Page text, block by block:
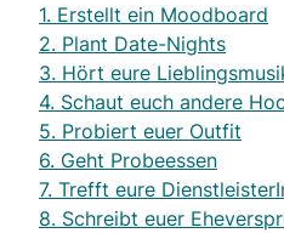
1. Erstellt ein Moodboard
2. Plant Date-Nights
3. Hört eure
4. Schaut euch andere
5. Probiert euer Outfit
6. Geht Probeessen
7. Trefft eure
8. Schreibt euer